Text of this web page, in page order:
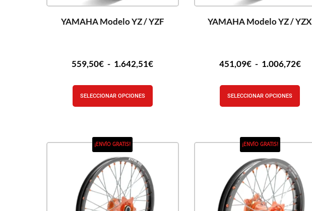
YAMAHA Modelo YZ / YZF
559,50€ - 1.642,51€
SELECCIONAR OPCIONES
YAMAHA Modelo YZ / YZX
451,09€ - 1.006,72€
SELECCIONAR OPCIONES
¡ENVÍO GRATIS! ¡ENVÍO GRATIS!